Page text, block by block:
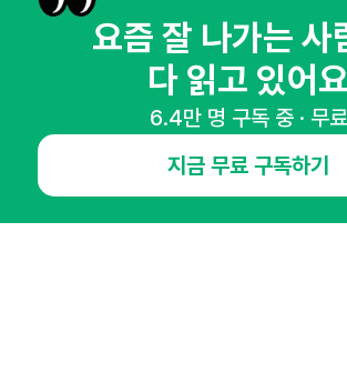
오픈애즈란
요즘 잘 나가는 사
다 읽고 있어요
6.4만 명 구독 중 · 무료
지금 무료 구독하기